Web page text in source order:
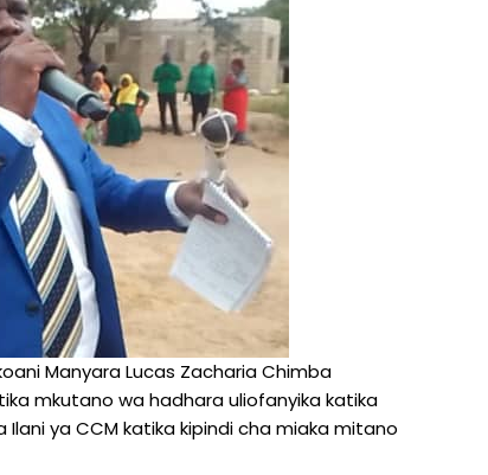
Manyara Lucas Zacharia Chimba
mkutano wa hadhara uliofanyika katika
ya CCM katika kipindi cha miaka mitano